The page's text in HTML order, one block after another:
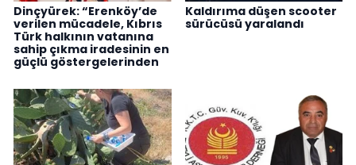
Dinçyürek: “Erenköy’de
verilen mücadele, Kıbrıs
Türk halkının vatanına
sahip çıkma iradesinin en
güçlü göstergelerinden
Kaldırıma düşen scooter
sürücüsü yaralandı